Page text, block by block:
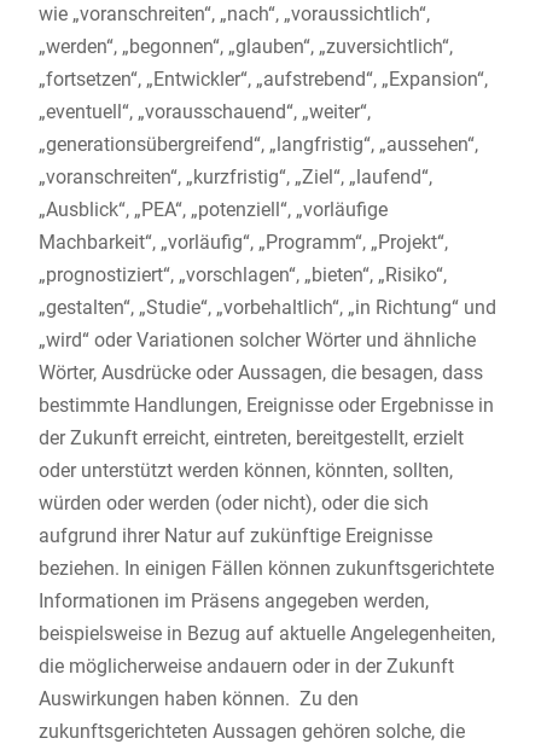
wie „voranschreiten“, „nach“, „voraussichtlich“,
„werden“, „begonnen“, „glauben“, „zuversichtlich“,
„fortsetzen“, „Entwickler“, „aufstrebend“, „Expansion“,
„eventuell“, „vorausschauend“, „weiter“,
„generationsübergreifend“, „langfristig“, „aussehen“,
„voranschreiten“, „kurzfristig“, „Ziel“, „laufend“,
„Ausblick“, „PEA“, „potenziell“, „vorläufige
Machbarkeit“, „vorläufig“, „Programm“, „Projekt“,
„prognostiziert“, „vorschlagen“, „bieten“, „Risiko“,
„gestalten“, „Studie“, „vorbehaltlich“, „in Richtung“ und
„wird“ oder Variationen solcher Wörter und ähnliche
Wörter, Ausdrücke oder Aussagen, die besagen, dass
bestimmte Handlungen, Ereignisse oder Ergebnisse in
der Zukunft erreicht, eintreten, bereitgestellt, erzielt
oder unterstützt werden können, könnten, sollten,
würden oder werden (oder nicht), oder die sich
aufgrund ihrer Natur auf zukünftige Ereignisse
beziehen. In einigen Fällen können zukunftsgerichtete
Informationen im Präsens angegeben werden,
beispielsweise in Bezug auf aktuelle Angelegenheiten,
die möglicherweise andauern oder in der Zukunft
Auswirkungen haben können. Zu den
zukunftsgerichteten Aussagen gehören solche, die